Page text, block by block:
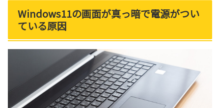
Windows11の画面が真っ暗で電源がつい
ている原因